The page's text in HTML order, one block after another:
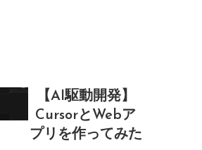
【AI駆動開発】
CursorとWebア
プリを作ってみた